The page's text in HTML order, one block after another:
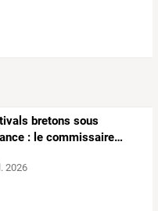
bretons sous
: le commissaire…
2026